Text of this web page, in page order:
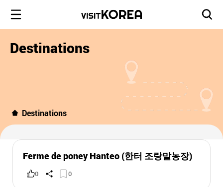
Destinations
Destinations
Ferme de poney Hanteo (한터 조랑말농장)
0 0